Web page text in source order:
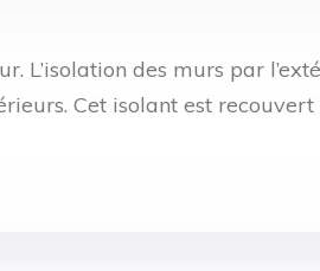
L’isolation des murs par
Cet isolant est recouvert